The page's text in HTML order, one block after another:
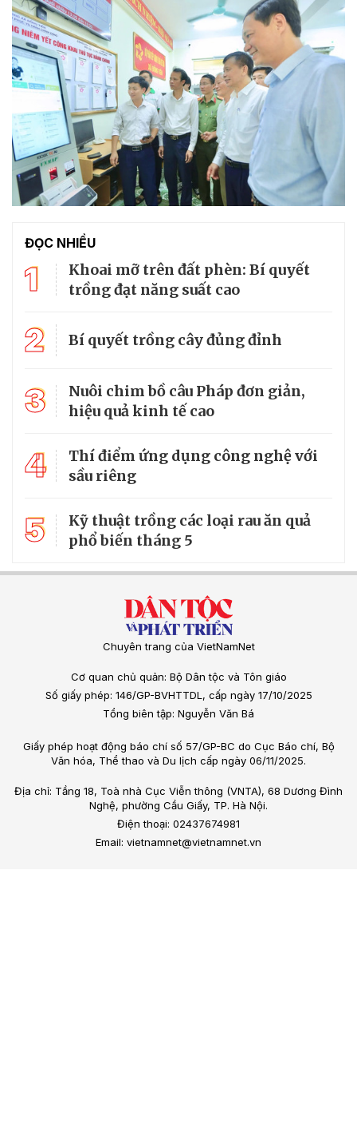
ĐỌC NHIỀU
1
Khoai mỡ trên đất phèn: Bí quyết
trồng đạt năng suất cao
2 Bí quyết trồng cây đủng đỉnh
3
Nuôi chim bồ câu Pháp đơn giản,
hiệu quả kinh tế cao
4
Thí điểm ứng dụng công nghệ với
sầu riêng
5
Kỹ thuật trồng các loại rau ăn quả
phổ biến tháng 5
Chuyên trang của VietNamNet
Cơ quan chủ quản: Bộ Dân tộc và Tôn giáo
Số giấy phép: 146/GP-BVHTTDL, cấp ngày 17/10/2025
Tổng biên tập: Nguyễn Văn Bá
Giấy phép hoạt động báo chí số 57/GP-BC do Cục Báo chí, Bộ
Văn hóa, Thể thao và Du lịch cấp ngày 06/11/2025.
Địa chỉ: Tầng 18, Toà nhà Cục Viễn thông (VNTA), 68 Dương Đình
Nghệ, phường Cầu Giấy, TP. Hà Nội.
Điện thoại: 02437674981
Email: vietnamnet@vietnamnet.vn